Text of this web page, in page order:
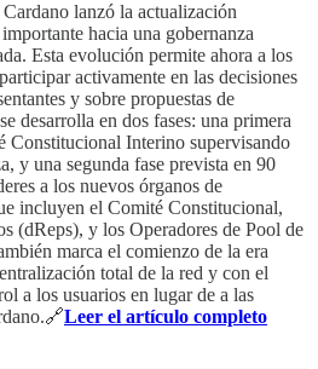
lanzó la actualización
hacia una gobernanza
Esta evolución permite ahora a los
activamente en las decisiones
y sobre propuestas de
desarrolla en dos fases: una primera
Constitucional Interino supervisando
y una segunda fase prevista en 90
a los nuevos órganos de
incluyen el Comité Constitucional,
(dReps), y los Operadores de Pool de
marca el comienzo de la era
total de la red y con el
a los usuarios en lugar de a las
Leer el artículo completo